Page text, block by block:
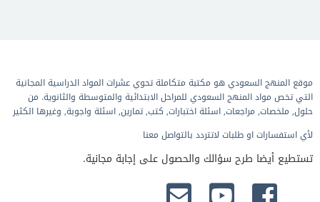
موقع المنهج السعودي هو مكتبة متكاملة تحوي عشرات المواد الدراسية المجانية
التي تخص مواد المنهج السعودي للمراحل الابتدائية والمتوسطة والثانوية. من
حلول, ملخصات, مراجعات, اسئلة اختبارات, كتب, تمارين, اسئلة واجوبة, وغيرها الكثير
لأي استفسارات او طلبات لاتتردد بالتواصل معنا
تستطيع أيضا طرح سؤالك والحصول على إجابة مجانية.